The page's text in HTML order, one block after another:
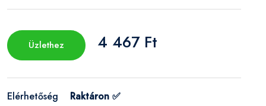
Üzlethez 4 467 Ft
Elérhetőség
Raktáron ✅